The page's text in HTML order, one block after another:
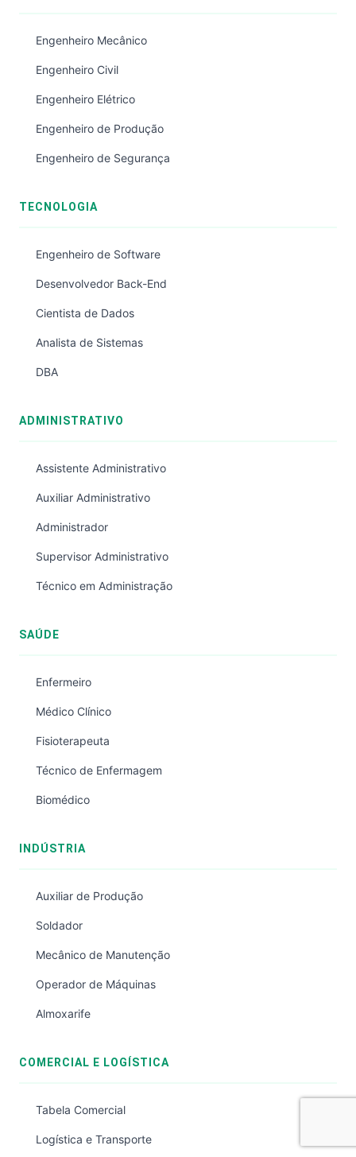
Engenheiro Mecânico
Engenheiro Civil
Engenheiro Elétrico
Engenheiro de Produção
Engenheiro de Segurança
TECNOLOGIA
Engenheiro de Software
Desenvolvedor Back-End
Cientista de Dados
Analista de Sistemas
DBA
ADMINISTRATIVO
Assistente Administrativo
Auxiliar Administrativo
Administrador
Supervisor Administrativo
Técnico em Administração
SAÚDE
Enfermeiro
Médico Clínico
Fisioterapeuta
Técnico de Enfermagem
Biomédico
INDÚSTRIA
Auxiliar de Produção
Soldador
Mecânico de Manutenção
Operador de Máquinas
Almoxarife
COMERCIAL E LOGÍSTICA
Tabela Comercial
Logística e Transporte